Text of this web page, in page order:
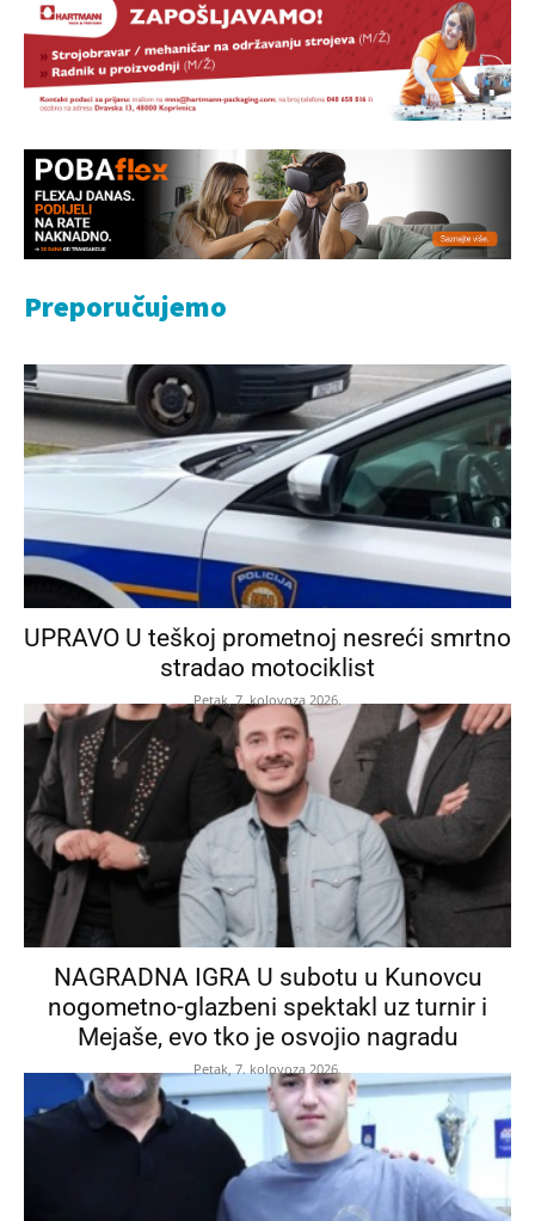
Preporučujemo
UPRAVO U teškoj prometnoj nesreći smrtno
stradao motociklist
Petak, 7. kolovoza 2026.
NAGRADNA IGRA U subotu u Kunovcu
nogometno-glazbeni spektakl uz turnir i
Mejaše, evo tko je osvojio nagradu
Petak, 7. kolovoza 2026.